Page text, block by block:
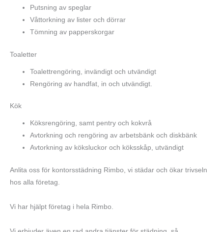
Putsning av speglar
Våttorkning av lister och dörrar
Tömning av papperskorgar
Toaletter
Toalettrengöring, invändigt och utvändigt
Rengöring av handfat, in och utvändigt.
Kök
Köksrengöring, samt pentry och kokvrå
Avtorkning och rengöring av arbetsbänk och diskbänk
Avtorkning av köksluckor och köksskåp, utvändigt
Anlita oss för kontorsstädning Rimbo, vi städar och ökar trivseln
hos alla företag.
Vi har hjälpt företag i hela Rimbo.